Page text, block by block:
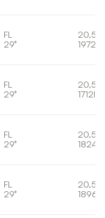
FL
29°
20,5W
1972lm
FL
29°
20,5W
1712lm
FL
29°
20,5W
1824lm
FL
29°
20,5W
1896lm